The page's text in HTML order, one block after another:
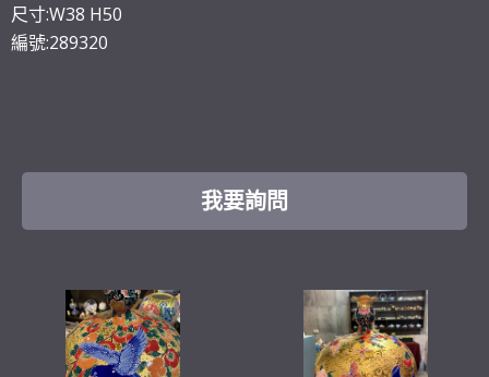
尺寸:W38 H50
編號:289320
我要詢問